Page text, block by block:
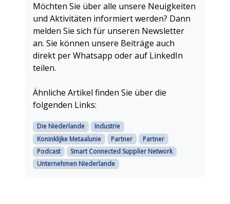
Möchten Sie über alle unsere Neuigkeiten
und Aktivitäten informiert werden? Dann
melden Sie sich für unseren Newsletter
an. Sie können unsere Beiträge auch
direkt per Whatsapp oder auf LinkedIn
teilen.
Ähnliche Artikel finden Sie über die
folgenden Links:
Die Niederlande
Industrie
Koninklijke Metaalunie
Partner
Partner
Podcast
Smart Connected Supplier Network
Unternehmen Niederlande